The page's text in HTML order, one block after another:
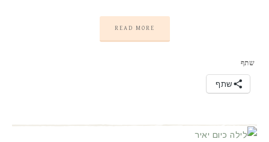
READ MORE
שתף
שתף